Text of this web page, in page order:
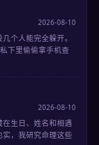
2026-08-10
个人能完全躲开。
下里偷偷拿手机查
2026-08-10
生日、姓名和相遇
，我研究命理这些